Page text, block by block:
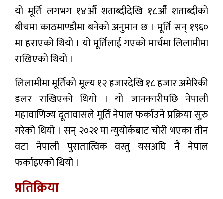
यो मूर्ति लगभग १४औँ शताब्दीदेखि १८औँ शताब्दीको
बीचमा काठमाण्डौमा बनेको अनुमान छ । मूर्ति सन् १९६०
मा हराएको थियो । यो मूर्तिलाई गएको मार्चमा लिलामीमा
राखिएको थियो ।
लिलामीमा मूर्तिको मूल्य १२ हजारदेखि १८ हजार अमेरिकी
डलर राखिएको थियो । यो जानकारीपछि नेपाली
महावाणिज्य दूतावासले मूर्ति नेपाल फर्काउने प्रक्रिया सुरु
गरेको थियो । सन् २०२१ मा न्युयोर्कबाट चोरी भएका तीन
वटा नेपाली पुरातात्विक वस्तु यसअघि नै नेपाल
फर्काइएको थियो ।
प्रतिक्रिया